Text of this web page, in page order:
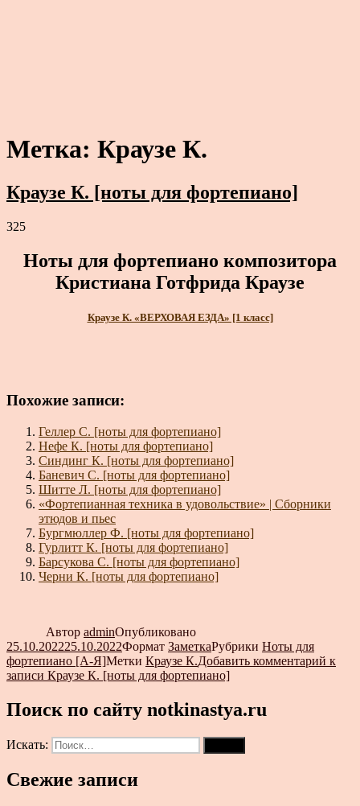
Метка: Краузе К.
Краузе К. [ноты для фортепиано]
325
Ноты для фортепиано композитора
Кристиана Готфрида Краузе
Краузе К. «ВЕРХОВАЯ ЕЗДА» [1 класс]
Похожие записи:
Геллер С. [ноты для фортепиано]
Нефе К. [ноты для фортепиано]
Синдинг К. [ноты для фортепиано]
Баневич С. [ноты для фортепиано]
Шитте Л. [ноты для фортепиано]
«Фортепианная техника в удовольствие» | Сборники
этюдов и пьес
Бургмюллер Ф. [ноты для фортепиано]
Гурлитт К. [ноты для фортепиано]
Барсукова С. [ноты для фортепиано]
Черни К. [ноты для фортепиано]
Автор adminОпубликовано
25.10.202225.10.2022Формат ЗаметкаРубрики Ноты для
фортепиано [А-Я]Метки Краузе К.Добавить комментарий к
записи Краузе К. [ноты для фортепиано]
Поиск по сайту notkinastya.ru
Искать:
Свежие записи